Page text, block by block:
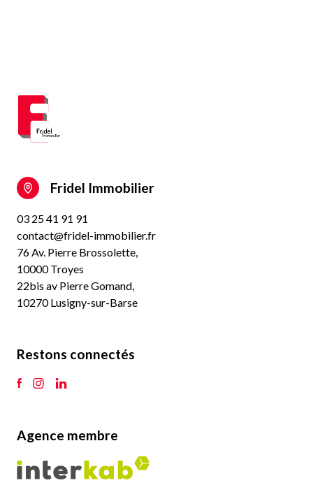
Fridel Immobilier
03 25 41 91 91
contact@fridel-immobilier.fr
76 Av. Pierre Brossolette,
10000 Troyes
22bis av Pierre Gomand,
10270 Lusigny-sur-Barse
Restons connectés
Agence membre